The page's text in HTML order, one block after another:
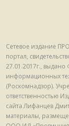
Сетевое издание
портал,
27.01.2017г.,
информационных
(Роскомнадзор).
ответственностью
сайта Лифанцев
материалы,